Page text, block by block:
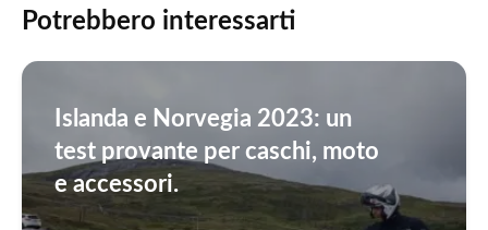
Potrebbero interessarti
Islanda e Norvegia 2023: un
test provante per caschi, moto
e accessori.